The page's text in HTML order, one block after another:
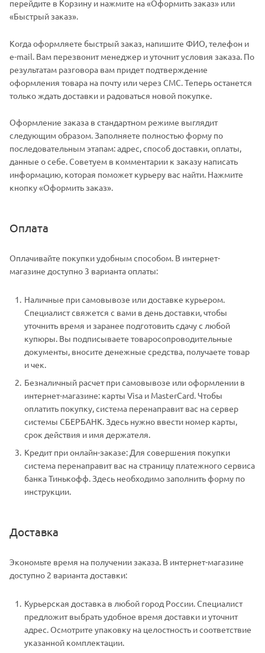
перейдите в Корзину и нажмите на «Оформить заказ» или
«Быстрый заказ».
Когда оформляете быстрый заказ, напишите ФИО, телефон и
e-mail. Вам перезвонит менеджер и уточнит условия заказа. По
результатам разговора вам придет подтверждение
оформления товара на почту или через СМС. Теперь останется
только ждать доставки и радоваться новой покупке.
Оформление заказа в стандартном режиме выглядит
следующим образом. Заполняете полностью форму по
последовательным этапам: адрес, способ доставки, оплаты,
данные о себе. Советуем в комментарии к заказу написать
информацию, которая поможет курьеру вас найти. Нажмите
кнопку «Оформить заказ».
Оплата
Оплачивайте покупки удобным способом. В интернет-
магазине доступно 3 варианта оплаты:
Наличные при самовывозе или доставке курьером.
Специалист свяжется с вами в день доставки, чтобы
уточнить время и заранее подготовить сдачу с любой
купюры. Вы подписываете товаросопроводительные
документы, вносите денежные средства, получаете товар
и чек.
Безналичный расчет при самовывозе или оформлении в
интернет-магазине: карты Visa и MasterCard. Чтобы
оплатить покупку, система перенаправит вас на сервер
системы СБЕРБАНК. Здесь нужно ввести номер карты,
срок действия и имя держателя.
Кредит при онлайн-заказе: Для совершения покупки
система перенаправит вас на страницу платежного сервиса
банка Тинькофф. Здесь необходимо заполнить форму по
инструкции.
Доставка
Экономьте время на получении заказа. В интернет-магазине
доступно 2 варианта доставки:
Курьерская доставка в любой город России. Специалист
предложит выбрать удобное время доставки и уточнит
адрес. Осмотрите упаковку на целостность и соответствие
указанной комплектации.